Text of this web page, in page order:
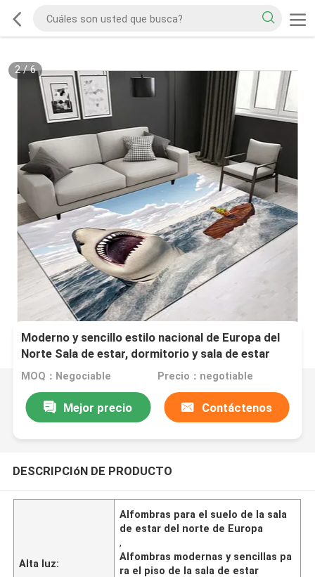
2/6
Moderno y sencillo estilo nacional de Europa del
Norte Sala de estar, dormitorio y sala de estar
Alfombras de suelo
MOQ：Negociable Precio：negotiable
Mejor precio Contáctenos
DESCRIPCIóN DE PRODUCTO
Alta luz:
Alfombras para el suelo de la sala
de estar del norte de Europa
,
Alfombras modernas y sencillas pa
ra el piso de la sala de estar